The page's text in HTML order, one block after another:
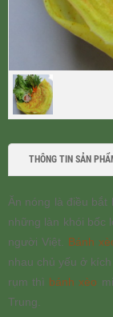
THÔNG TIN SẢN
Ăn nóng là điều bắt
những làn khói bốc
người Việt. Bánh
nhau chủ yếu ở
rụm thì bánh xèo
Trung.